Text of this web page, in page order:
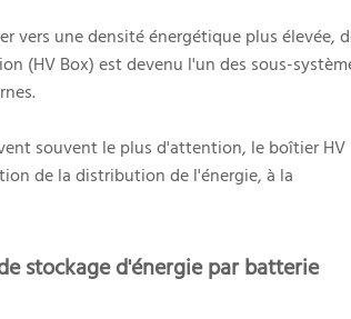
vers une densité énergétique plus élevée,
(HV Box) est devenu l'un des sous-
souvent le plus d'attention, le boîtier HV
de la distribution de l'énergie, à la
stockage d'énergie par batterie